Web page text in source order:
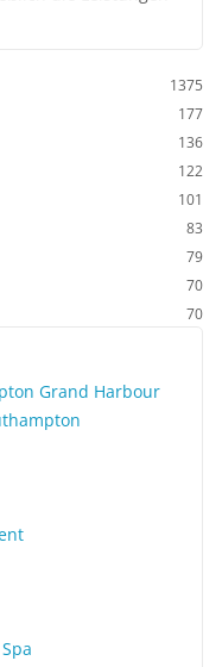
1375
177
136
122
101
83
79
70
70
Grand Harbour